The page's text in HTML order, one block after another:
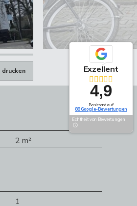
drucken
2 m²
1
Exzellent
4,9
Basierend auf
88 Google-Bewertungen
Echtheit von Bewertungen